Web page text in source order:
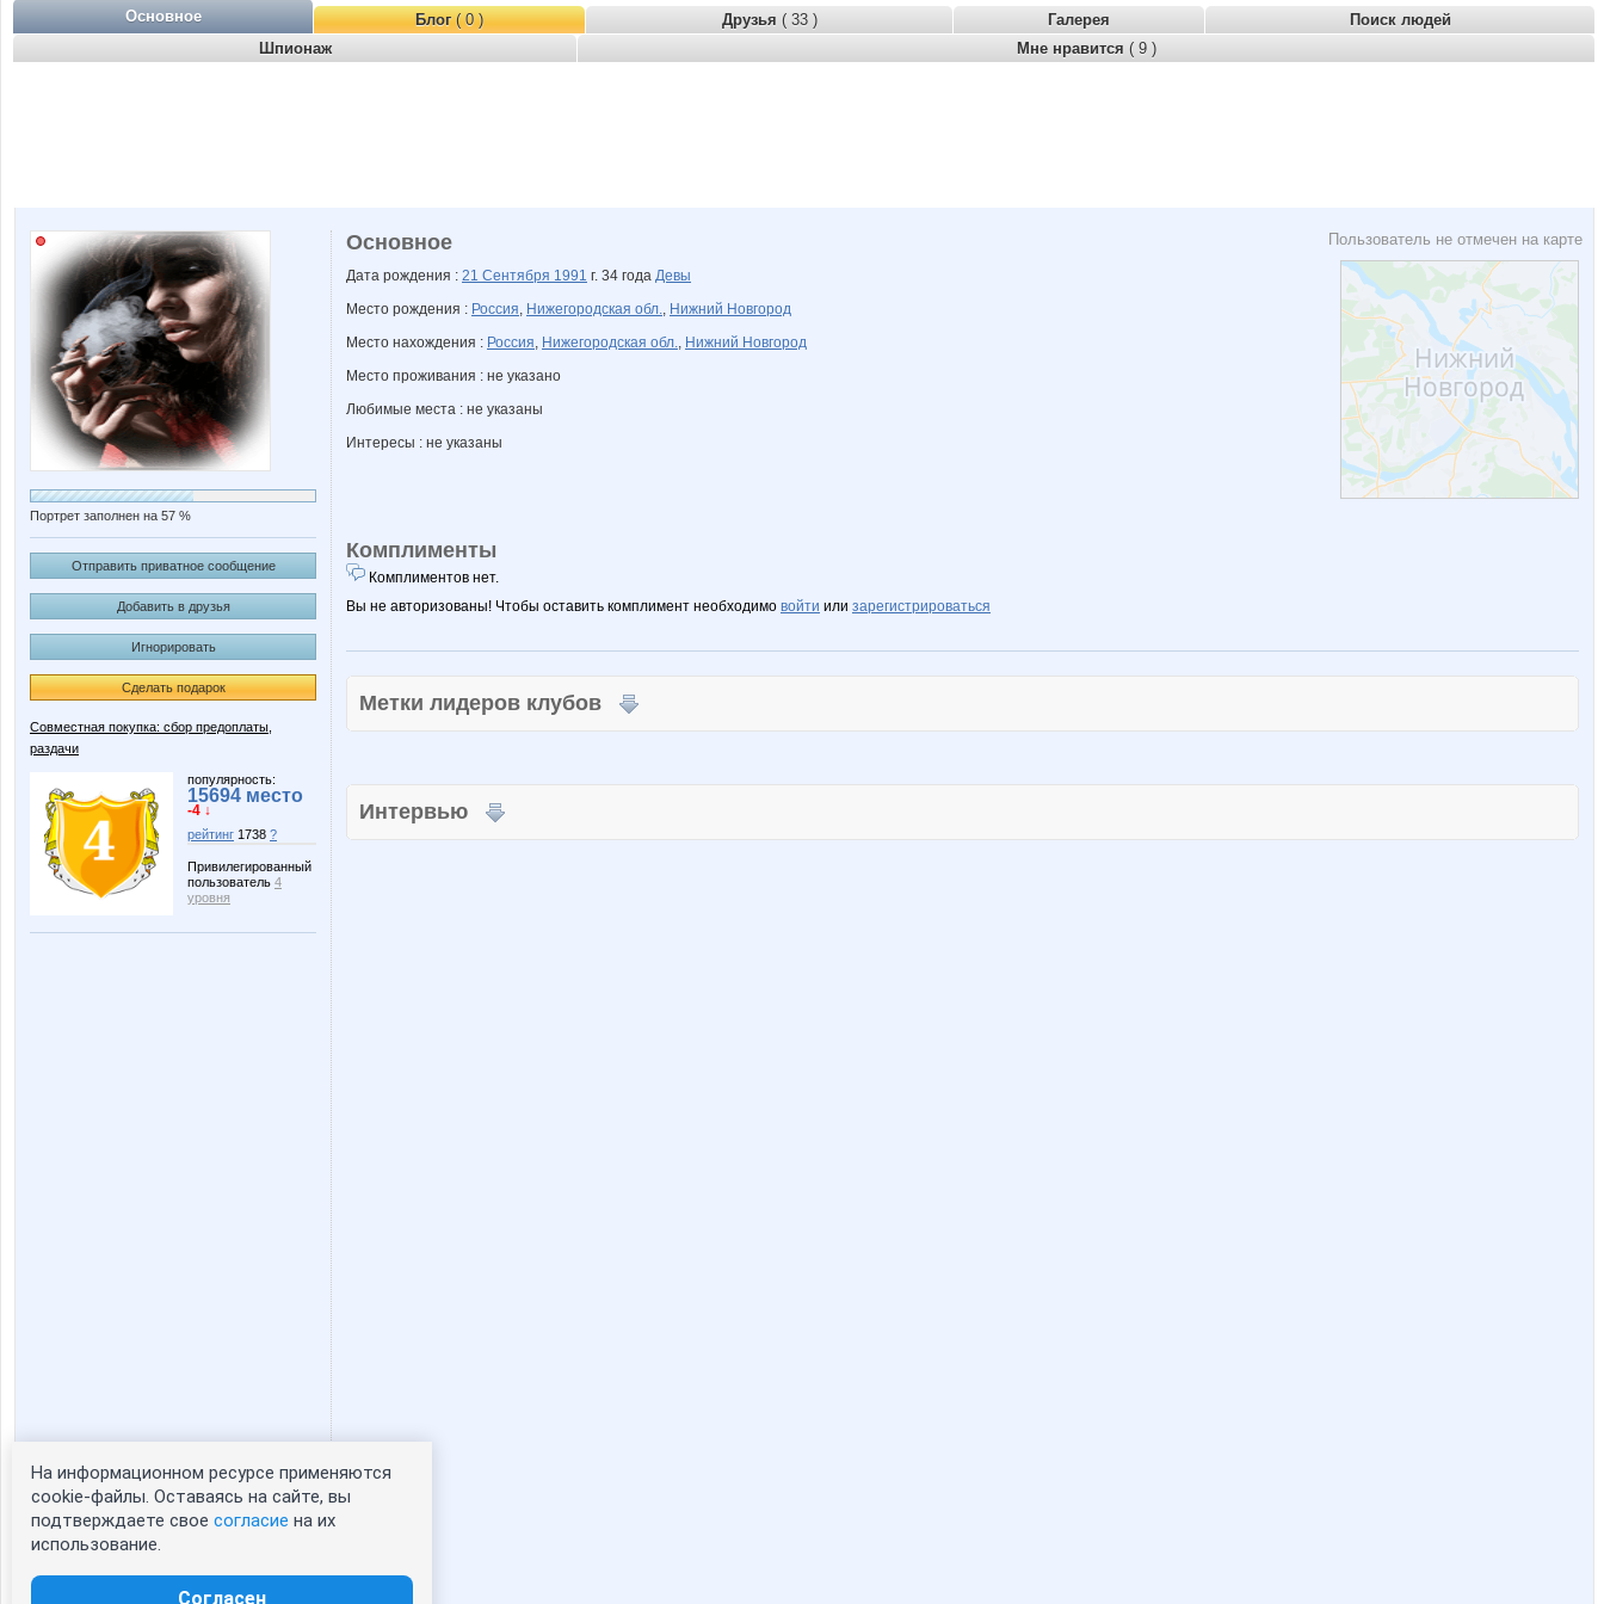
Основное Блог( 0 ) Друзья ( 33 ) Галерея
Поиск людей
Шпионаж
Мне нравится ( 9 )
Портрет заполнен на 57 %
Отправить приватное сообщение
Добавить в друзья
Игнорировать
Сделать подарок
Совместная покупка: сбор предоплаты,
раздачи
популярность:
15694 место
-4 ↓
рейтинг 1738 ?
Привилегированный
пользователь 4
уровня
Статистика портрета:
сейчас просматривают портрет - 0
зарегистрированные пользователи
Пользователь не отмечен на карте
Основное
Дата рождения : 21 Сентября 1991 г. 34 года Девы
Место рождения : Россия, Нижегородская обл., Нижний Новгород
Место нахождения : Россия, Нижегородская обл., Нижний Новгород
Место проживания : не указано
Любимые места : не указаны
Интересы : не указаны
Комплименты
Комплиментов нет.
Вы не авторизованы! Чтобы оставить комплимент необходимо войти или зарегистрироваться
Метки лидеров клубов
Интервью
На информационном ресурсе применяются
cookie-файлы. Оставаясь на сайте, вы
подтверждаете свое согласие на их
использование.
Согласен